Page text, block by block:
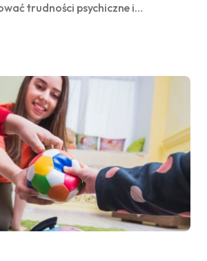
trudności psychiczne i…